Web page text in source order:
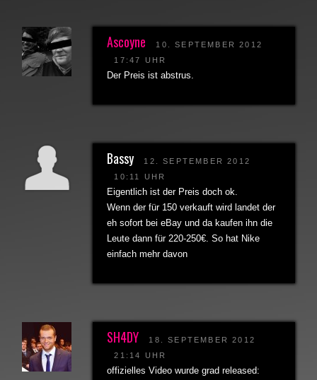
Ascoyne
10. SEPTEMBER 2012
17:47 UHR
Der Preis ist abstrus.
Bassy
12. SEPTEMBER 2012
10:11 UHR
Eigentlich ist der Preis doch ok.
Wenn der für 150 verkauft wird landet der
eh sofort bei eBay und da kaufen ihn die
Leute dann für 220-250€. So hat Nike
einfach mehr davon
SH4DY
18. SEPTEMBER 2012
21:14 UHR
offizielles Video wurde grad released: